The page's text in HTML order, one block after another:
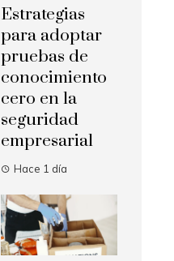
Estrategias
para adoptar
pruebas de
conocimiento
cero en la
seguridad
empresarial
Hace 1 día